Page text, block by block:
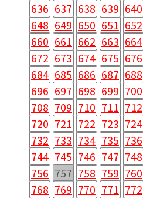
636 637 638 639 640
648 649 650 651 652
660 661 662 663 664
672 673 674 675 676
684 685 686 687 688
696 697 698 699 700
708 709 710 711 712
720 721 722 723 724
732 733 734 735 736
744 745 746 747 748
756 757 758 759 760
768 769 770 771 772